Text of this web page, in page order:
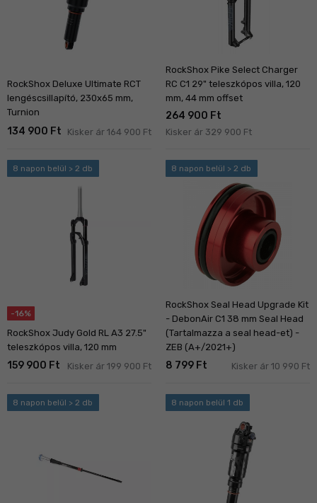
RockShox Deluxe Ultimate RCT
lengéscsillapító, 230x65 mm,
Turnion
134 900 Ft Kisker ár 164 900 Ft
RockShox Pike Select Charger
RC C1 29" teleszkópos villa, 120
mm, 44 mm offset
264 900 Ft
Kisker ár 329 900 Ft
8 napon belül > 2 db
-16%
RockShox Judy Gold RL A3 27.5"
teleszkópos villa, 120 mm
159 900 Ft Kisker ár 199 900 Ft
8 napon belül > 2 db
RockShox Seal Head Upgrade Kit
- DebonAir C1 38 mm Seal Head
(Tartalmazza a seal head-et) -
ZEB (A+/2021+)
8 799 Ft Kisker ár 10 990 Ft
8 napon belül > 2 db 8 napon belül 1 db